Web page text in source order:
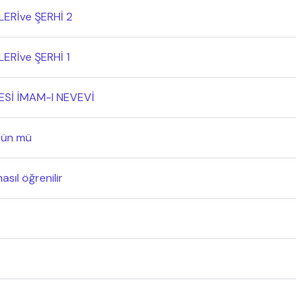
ŞERHİ 2
ŞERHİ 1
İMAM-I NEVEVİ
mü
öğrenilir